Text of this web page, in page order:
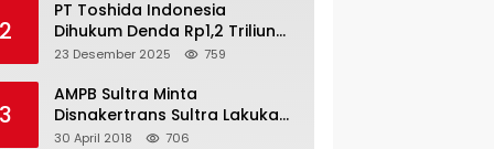
2
PT Toshida Indonesia
Dihukum Denda Rp1,2 Triliun
atas Aktivitas Tambang
23 Desember 2025 759
3
AMPB Sultra Minta
Disnakertrans Sultra Lakukan
Sweeping TKA
30 April 2018 706